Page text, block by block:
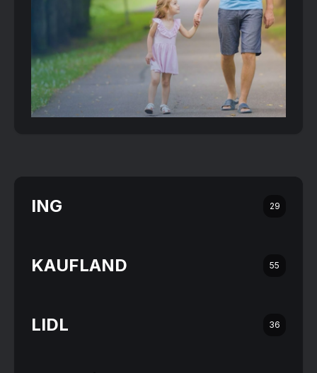
ING 29
KAUFLAND 55
LIDL 36